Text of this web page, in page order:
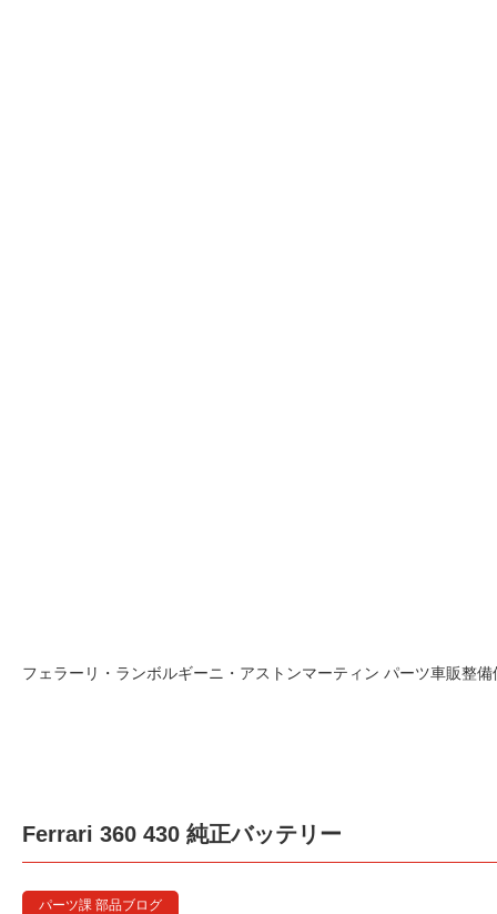
フェラーリ・ランボルギーニ・アストンマーティン パーツ車販整
Ferrari 360 430 純正バッテリー
パーツ課 部品ブログ